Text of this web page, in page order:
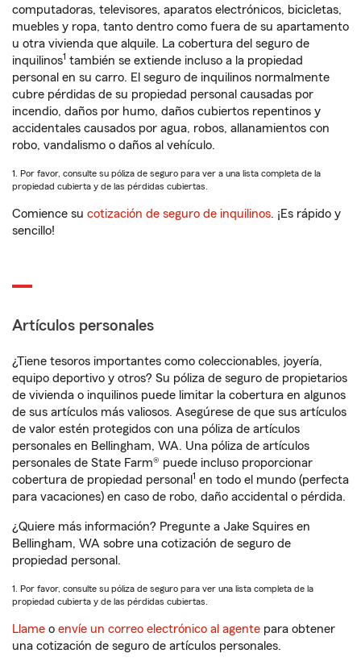
computadoras, televisores, aparatos electrónicos, bicicletas,
muebles y ropa, tanto dentro como fuera de su apartamento
u otra vivienda que alquile. La cobertura del seguro de
inquilinos1 también se extiende incluso a la propiedad
personal en su carro. El seguro de inquilinos normalmente
cubre pérdidas de su propiedad personal causadas por
incendio, daños por humo, daños cubiertos repentinos y
accidentales causados por agua, robos, allanamientos con
robo, vandalismo o daños al vehículo.
1. Por favor, consulte su póliza de seguro para ver a una lista completa de la
propiedad cubierta y de las pérdidas cubiertas.
Comience su cotización de seguro de inquilinos. ¡Es rápido y
sencillo!
Artículos personales
¿Tiene tesoros importantes como coleccionables, joyería,
equipo deportivo y otros? Su póliza de seguro de propietarios
de vivienda o inquilinos puede limitar la cobertura en algunos
de sus artículos más valiosos. Asegúrese de que sus artículos
de valor estén protegidos con una póliza de artículos
personales en Bellingham, WA. Una póliza de artículos
personales de State Farm® puede incluso proporcionar
cobertura de propiedad personal 1 en todo el mundo (perfecta
para vacaciones) en caso de robo, daño accidental o pérdida.
¿Quiere más información? Pregunte a Jake Squires en
Bellingham, WA sobre una cotización de seguro de
propiedad personal.
1. Por favor, consulte su póliza de seguro para ver una lista completa de la
propiedad cubierta y de las pérdidas cubiertas.
Llame o envíe un correo electrónico al agente para obtener
una cotización de seguro de artículos personales.